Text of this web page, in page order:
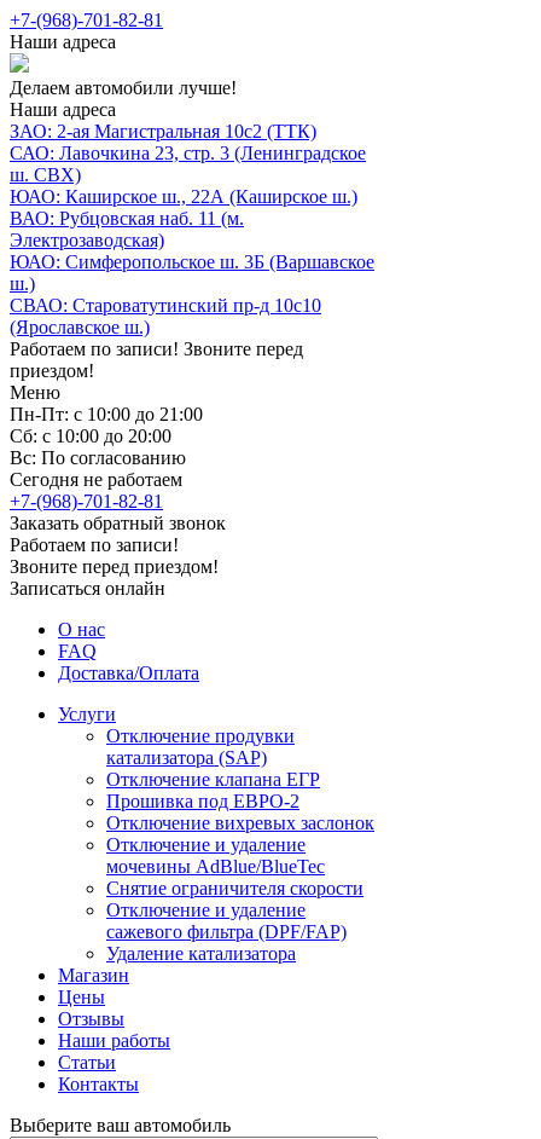
+7-(968)-701-82-81
Наши адреса
Делаем автомобили лучше!
Наши адреса
ЗАО: 2-ая Магистральная 10с2 (ТТК)
САО: Лавочкина 23, стр. 3 (Ленинградское
ш. СВХ)
ЮАО: Каширское ш., 22А (Каширское ш.)
ВАО: Рубцовская наб. 11 (м.
Электрозаводская)
ЮАО: Симферопольское ш. 3Б (Варшавское
ш.)
СВАО: Староватутинский пр-д 10с10
(Ярославское ш.)
Работаем по записи! Звоните перед
приездом!
Меню
Пн-Пт: с 10:00 до 21:00
Сб: с 10:00 до 20:00
Вс: По согласованию
Сегодня не работаем
+7-(968)-701-82-81
Заказать обратный звонок
Работаем по записи!
Звоните перед приездом!
Записаться онлайн
О нас
FAQ
Доставка/Оплата
Услуги
Отключение продувки
катализатора (SAP)
Отключение клапана ЕГР
Прошивка под ЕВРО-2
Отключение вихревых заслонок
Отключение и удаление
мочевины AdBlue/BlueTec
Снятие ограничителя скорости
Отключение и удаление
сажевого фильтра (DPF/FAP)
Удаление катализатора
Магазин
Цены
Отзывы
Наши работы
Статьи
Контакты
Выберите ваш автомобиль